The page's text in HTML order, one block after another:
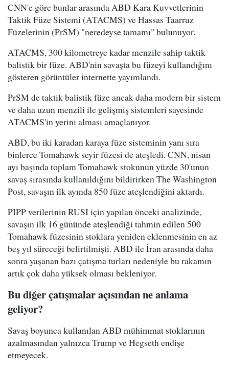
CNN'e göre bunlar arasında ABD Kara Kuvvetlerinin
Taktik Füze Sistemi (ATACMS) ve Hassas Taarruz
Füzelerinin (PrSM) "neredeyse tamamı" bulunuyor.
ATACMS, 300 kilometreye kadar menzile sahip taktik
balistik bir füze. ABD'nin savaşta bu füzeyi kullandığını
gösteren görüntüler internette yayımlandı.
PrSM de taktik balistik füze ancak daha modern bir sistem
ve daha uzun menzili ile gelişmiş sistemleri sayesinde
ATACMS'in yerini alması amaçlanıyor.
ABD, bu iki karadan karaya füze sisteminin yanı sıra
binlerce Tomahawk seyir füzesi de ateşledi. CNN, nisan
ayı başında toplam Tomahawk stokunun yüzde 30'unun
savaş sırasında kullanıldığını bildirirken The Washington
Post, savaşın ilk ayında 850 füze ateşlendiğini aktardı.
PIPP verilerinin RUSI için yapılan önceki analizinde,
savaşın ilk 16 gününde ateşlendiği tahmin edilen 500
Tomahawk füzesinin stoklara yeniden eklenmesinin en az
beş yıl süreceği belirtilmişti. ABD ile İran arasında daha
sonra yaşanan bazı çatışma turları nedeniyle bu rakamın
artık çok daha yüksek olması bekleniyor.
Bu diğer çatışmalar açısından ne anlama
geliyor?
Savaş boyunca kullanılan ABD mühimmat stoklarının
azalmasından yalnızca Trump ve Hegseth endişe
etmeyecek.